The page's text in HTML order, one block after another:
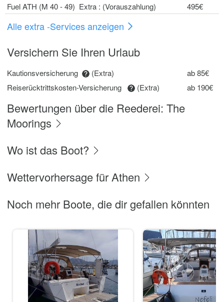
Fuel ATH (M 40 - 49) Extra : (Vorauszahlung) 495€
Alle extra -Services anzeigen
Versichern Sie Ihren Urlaub
Kautionsversicherung (Extra)
ab 85€
Reiserücktrittskosten-Versicherung
(Extra) ab 190€
Bewertungen über die Reederei: The
Moorings
Wo ist das Boot?
Wettervorhersage für Athen
Noch mehr Boote, die dir gefallen könnten